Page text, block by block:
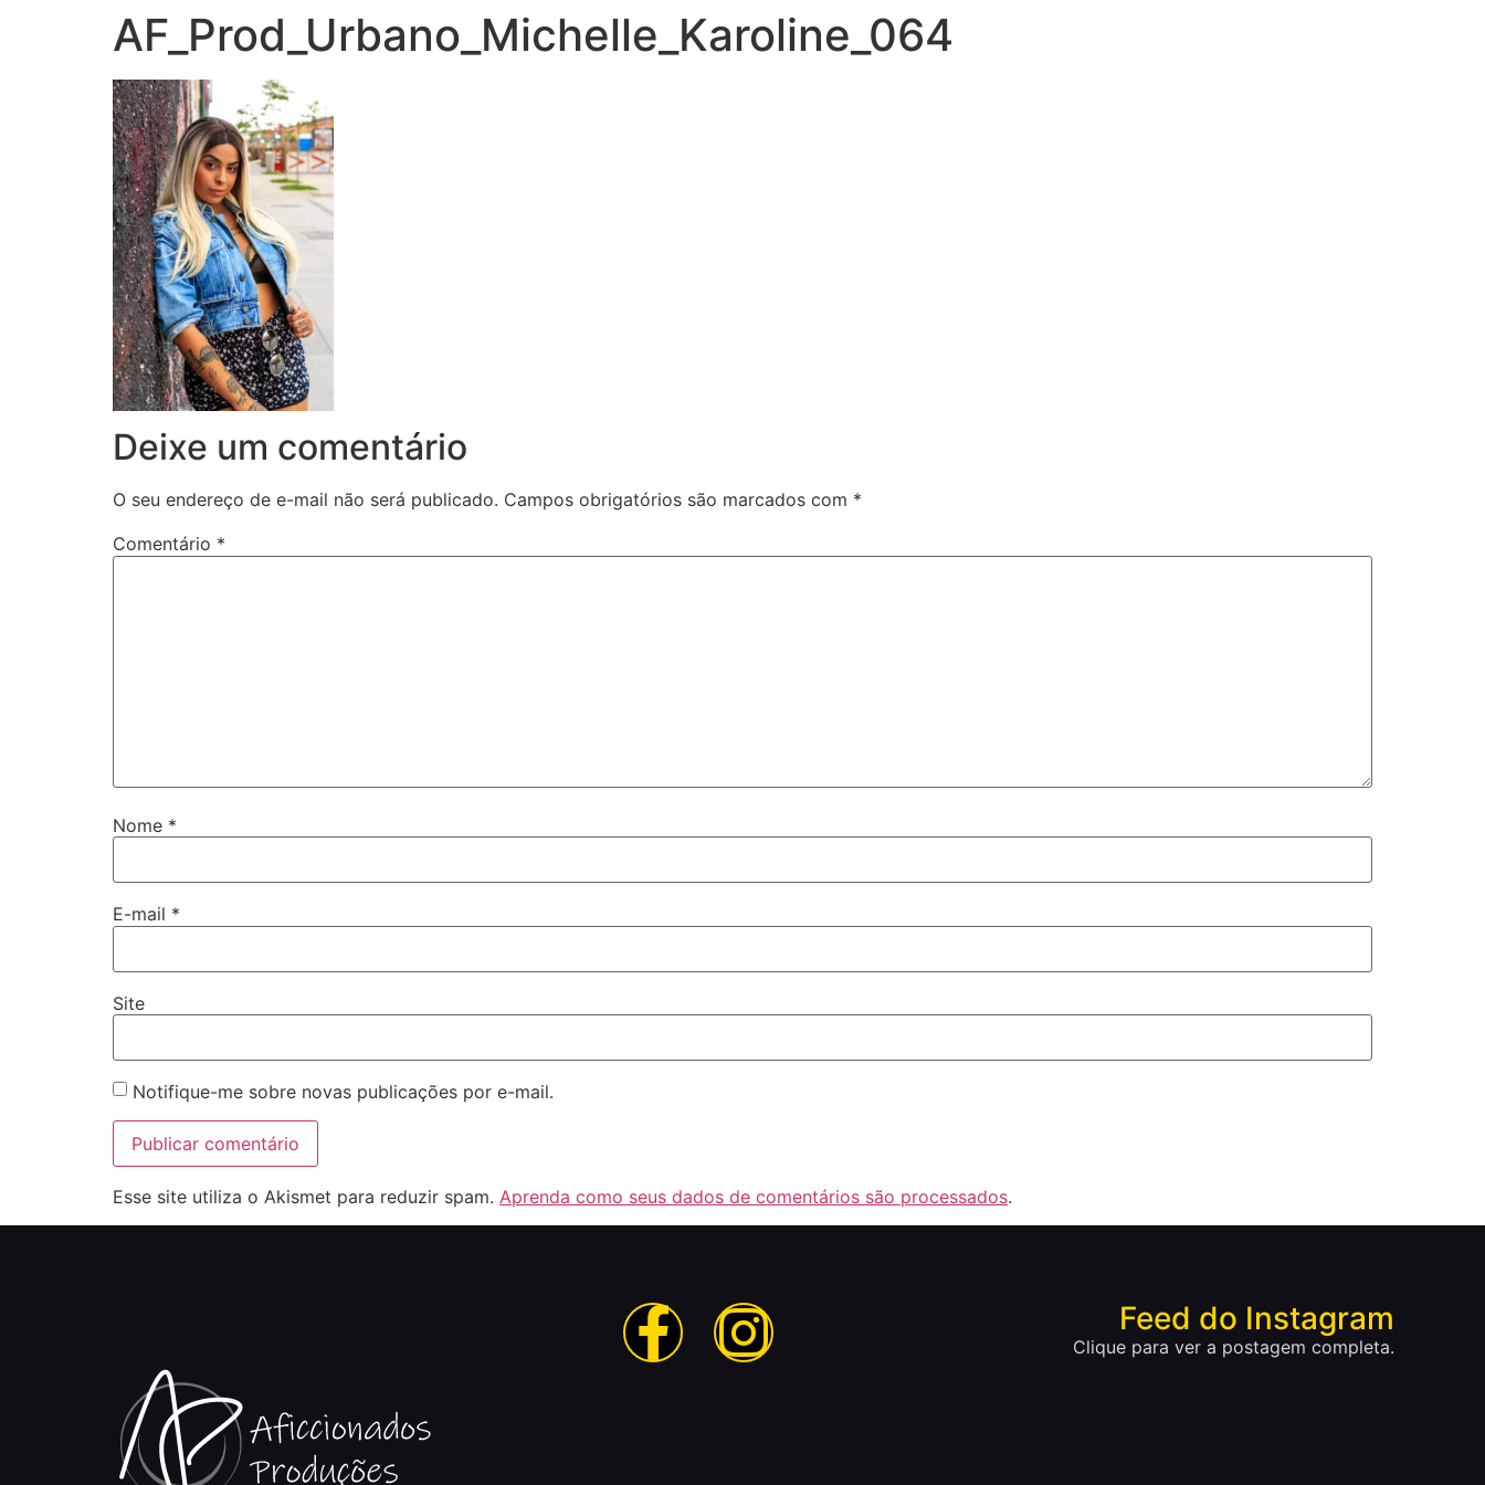
AF_Prod_Urbano_Michelle_Karoline_064
Deixe um comentário
O seu endereço de e-mail não será publicado. Campos obrigatórios são marcados com *
Comentário *
Nome *
E-mail *
Site
Notifique-me sobre novas publicações por e-mail.
Esse site utiliza o Akismet para reduzir spam. Aprenda como seus dados de comentários são processados.
Feed do Instagram
Clique para ver a postagem completa.